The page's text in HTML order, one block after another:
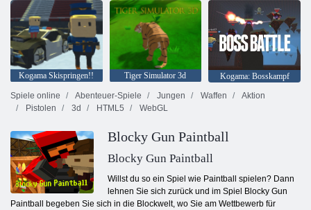
Kogama Skispringen!! Tiger Simulator 3d
Kogama: Bosskampf
Spiele online
Abenteuer-Spiele Jungen Waffen
Aktion
Pistolen
3d HTML5 WebGL
Blocky Gun Paintball
Blocky Gun Paintball
Willst du so ein Spiel wie Paintball spielen? Dann
lehnen Sie sich zurück und im Spiel Blocky Gun
Paintball begeben Sie sich in die Blockwelt, wo Sie am Wettbewerb für